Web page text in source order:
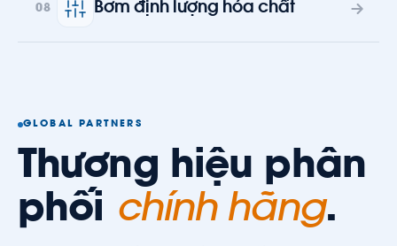
08 Bơm định lượng hóa chất
GLOBAL PARTNERS
Thương hiệu phân
phối chính hãng.